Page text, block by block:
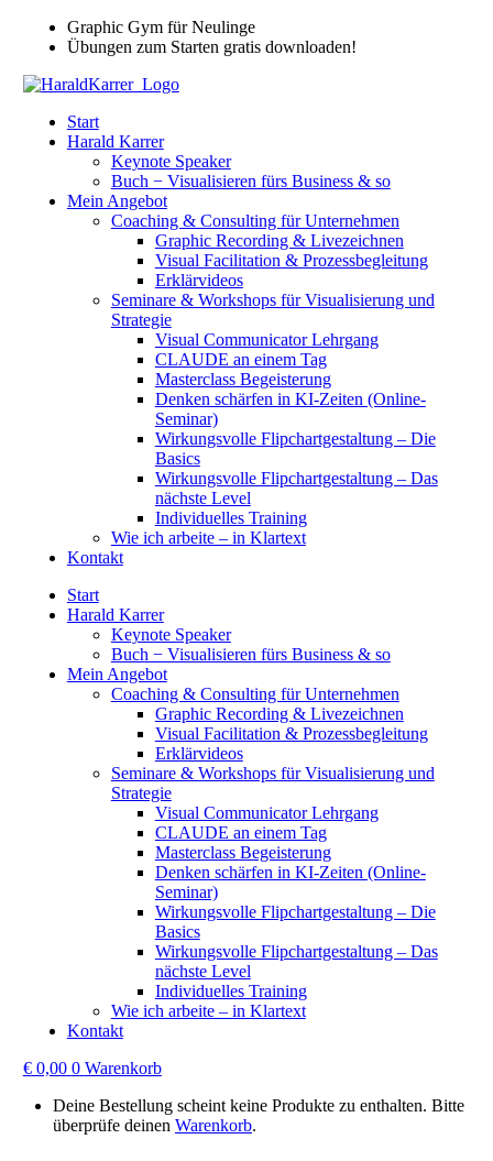
Graphic Gym für Neulinge
Übungen zum Starten gratis downloaden!
Start
Harald Karrer
Keynote Speaker
Buch − Visualisieren fürs Business & so
Mein Angebot
Coaching & Consulting für Unternehmen
Graphic Recording & Livezeichnen
Visual Facilitation & Prozessbegleitung
Erklärvideos
Seminare & Workshops für Visualisierung und
Strategie
Visual Communicator Lehrgang
CLAUDE an einem Tag
Masterclass Begeisterung
Denken schärfen in KI-Zeiten (Online-
Seminar)
Wirkungsvolle Flipchartgestaltung – Die
Basics
Wirkungsvolle Flipchartgestaltung – Das
nächste Level
Individuelles Training
Wie ich arbeite – in Klartext
Kontakt
Start
Harald Karrer
Keynote Speaker
Buch − Visualisieren fürs Business & so
Mein Angebot
Coaching & Consulting für Unternehmen
Graphic Recording & Livezeichnen
Visual Facilitation & Prozessbegleitung
Erklärvideos
Seminare & Workshops für Visualisierung und
Strategie
Visual Communicator Lehrgang
CLAUDE an einem Tag
Masterclass Begeisterung
Denken schärfen in KI-Zeiten (Online-
Seminar)
Wirkungsvolle Flipchartgestaltung – Die
Basics
Wirkungsvolle Flipchartgestaltung – Das
nächste Level
Individuelles Training
Wie ich arbeite – in Klartext
Kontakt
€0,00 0 Warenkorb
Deine Bestellung scheint keine Produkte zu enthalten. Bitte
überprüfe deinen Warenkorb.